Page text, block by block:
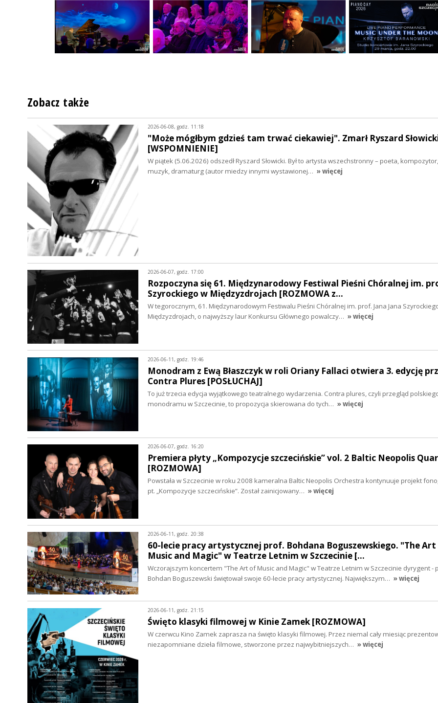
Zobacz także
2026-06-08, godz. 11:18
"Może mógłbym gdzieś tam trwać ciekawiej". Zmarł Ryszard
[WSPOMNIENIE]
W piątek (5.06.2026) odszedł Ryszard Słowicki. Był to artysta wszechstronny – poeta,
muzyk, dramaturg (autor miedzy innymi wystawionej… » więcej
2026-06-07, godz. 17:00
Rozpoczyna się 61. Międzynarodowy Festiwal Pieśni Chóralnej im.
Szyrockiego w Międzyzdrojach [ROZMOWA z…
W tegorocznym, 61. Międzynarodowym Festiwalu Pieśni Chóralnej im. prof. Jana Jana
Międzyzdrojach, o najwyższy laur Konkursu Głównego powalczy… » więcej
2026-06-11, godz. 19:46
Monodram z Ewą Błaszczyk w roli Oriany Fallaci otwiera 3. edycję
Contra Plures [POSŁUCHAJ]
To już trzecia edycja wyjątkowego teatralnego wydarzenia. Contra plures, czyli przegląd
monodramu w Szczecinie, to propozycja skierowana do tych… » więcej
2026-06-07, godz. 16:20
Premiera płyty „Kompozycje szczecińskie” vol. 2 Baltic Neopolis
[ROZMOWA]
Powstała w Szczecinie w roku 2008 kameralna Baltic Neopolis Orchestra kontynuuje projekt
pt. „Kompozycje szczecińskie”. Został zainicjowany… » więcej
2026-06-11, godz. 20:38
60-lecie pracy artystycznej prof. Bohdana Boguszewskiego. "The
Music and Magic" w Teatrze Letnim w Szczecinie […
Wczorajszym koncertem "The Art of Music and Magic" w Teatrze Letnim w Szczecinie dyrygent -
Bohdan Boguszewski świętował swoje 60-lecie pracy artystycznej. Największym… » więcej
2026-06-11, godz. 21:15
Święto klasyki filmowej w Kinie Zamek [ROZMOWA]
W czerwcu Kino Zamek zaprasza na święto klasyki filmowej. Przez niemal cały miesiąc
niezapomniane dzieła filmowe, stworzone przez najwybitniejszych… » więcej